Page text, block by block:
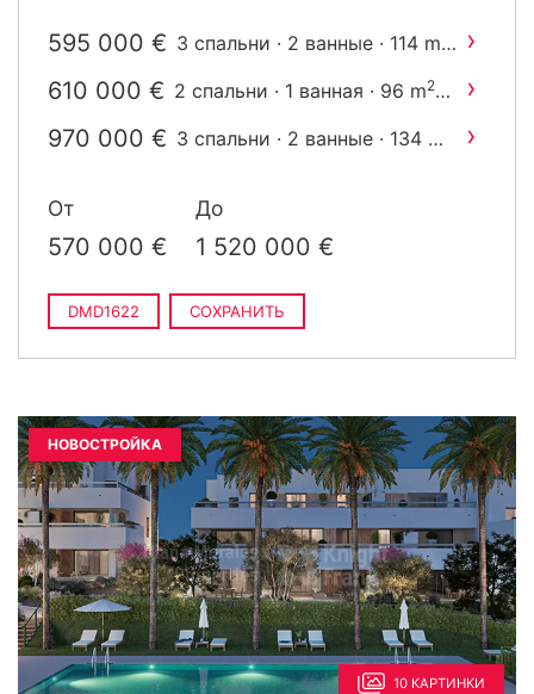
595 000 € 3 спальни · 2 ванные · 114 m ›
610 000 € 2 спальни · 1 ванная · 96 m2 ›
970 000 € 3 спальни · 2 ванные · 134 m ›
m2построен
От
570 000 €
До
1 520 000 €
DMD1622 СОХРАНИТЬ
НОВОСТРОЙКА
10 КАРТИНКИ